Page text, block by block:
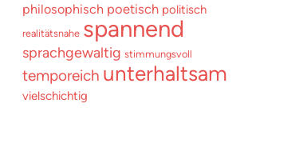
philosophisch poetisch politisch
realitätsnahe spannend
sprachgewaltig stimmungsvoll
temporeich unterhaltsam
vielschichtig